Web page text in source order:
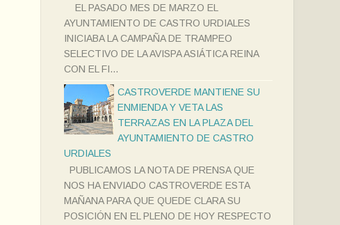
EL PASADO MES DE MARZO EL
AYUNTAMIENTO DE CASTRO URDIALES
INICIABA LA CAMPAÑA DE TRAMPEO
SELECTIVO DE LA AVISPA ASIÁTICA REINA
CON EL FI...
CASTROVERDE MANTIENE SU
ENMIENDA Y VETA LAS
TERRAZAS EN LA PLAZA DEL
AYUNTAMIENTO DE CASTRO
URDIALES
PUBLICAMOS LA NOTA DE PRENSA QUE
NOS HA ENVIADO CASTROVERDE ESTA
MAÑANA PARA QUE QUEDE CLARA SU
POSICIÓN EN EL PLENO DE HOY RESPECTO